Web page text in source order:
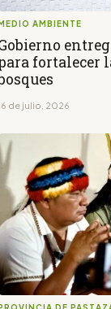
AMBIENTE
fortalecer
de julio, 2026